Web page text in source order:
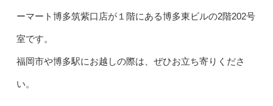
ーマート博多筑紫口店が１階にある博多東ビルの2階202号
室です。
福岡市や博多駅にお越しの際は、ぜひお立ち寄りくださ
い。